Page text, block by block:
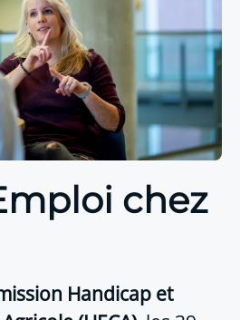
chez
Handicap et